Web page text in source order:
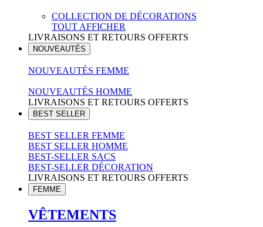
COLLECTION DE DÉCORATIONS
TOUT AFFICHER
LIVRAISONS ET RETOURS OFFERTS
NOUVEAUTÉS
NOUVEAUTÉS FEMME
NOUVEAUTÉS HOMME
LIVRAISONS ET RETOURS OFFERTS
BEST SELLER
BEST SELLER FEMME
BEST SELLER HOMME
BEST-SELLER SACS
BEST-SELLER DÉCORATION
LIVRAISONS ET RETOURS OFFERTS
FEMME
VÊTEMENTS